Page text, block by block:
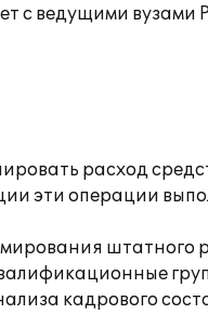
с ведущими вузами
расход
эти операции
штатного
кадрового